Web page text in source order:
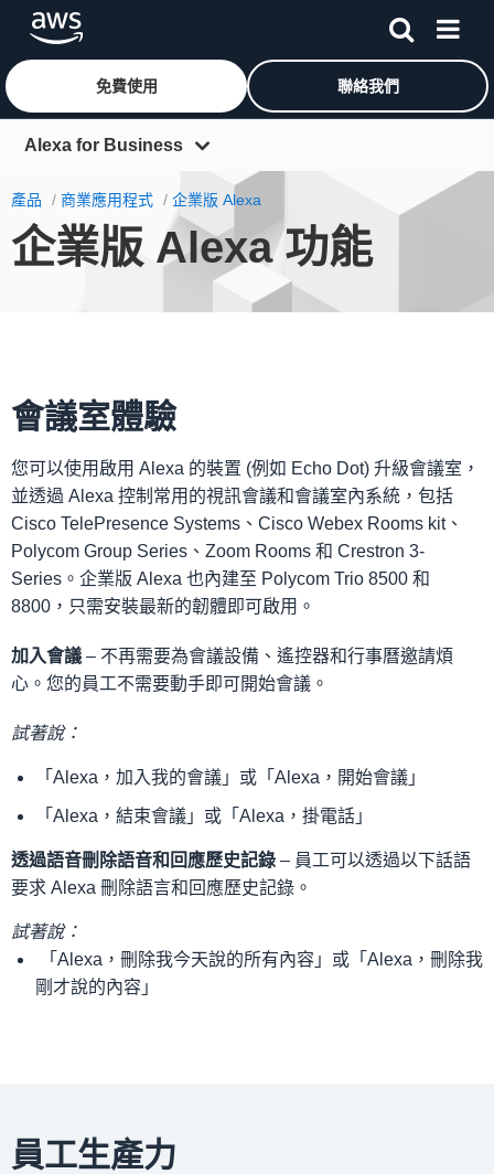
跳至主要內容
免費使用 聯絡我們
Alexa for Business
概觀
功能
資源
解決方案
產品 商業應用程式 企業版 Alexa
企業版 Alexa 功能
會議室體驗
您可以使用啟用 Alexa 的裝置 (例如 Echo Dot) 升級會議室，
並透過 Alexa 控制常用的視訊會議和會議室內系統，包括
Cisco TelePresence Systems、Cisco Webex Rooms kit、
Polycom Group Series、Zoom Rooms 和 Crestron 3-
Series。企業版 Alexa 也內建至 Polycom Trio 8500 和
8800，只需安裝最新的韌體即可啟用。
加入會議 – 不再需要為會議設備、遙控器和行事曆邀請煩
心。您的員工不需要動手即可開始會議。
試著說：
「Alexa，加入我的會議」或「Alexa，開始會議」
「Alexa，結束會議」或「Alexa，掛電話」
透過語音刪除語音和回應歷史記錄 – 員工可以透過以下話語
要求 Alexa 刪除語言和回應歷史記錄。
試著說：
「Alexa，刪除我今天說的所有內容」或「Alexa，刪除我
剛才說的內容」
員工生產力